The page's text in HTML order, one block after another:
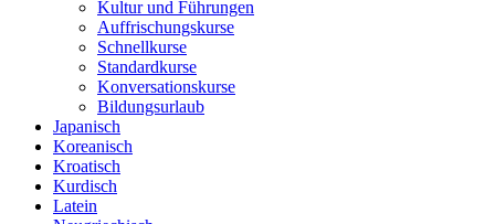
Kultur und Führungen
Auffrischungskurse
Schnellkurse
Standardkurse
Konversationskurse
Bildungsurlaub
Japanisch
Koreanisch
Kroatisch
Kurdisch
Latein